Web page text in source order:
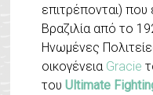
επιτρέπονται) που
Βραζιλία από το
Ηνωμένες
οικογένεια Gracie
του Ultimate